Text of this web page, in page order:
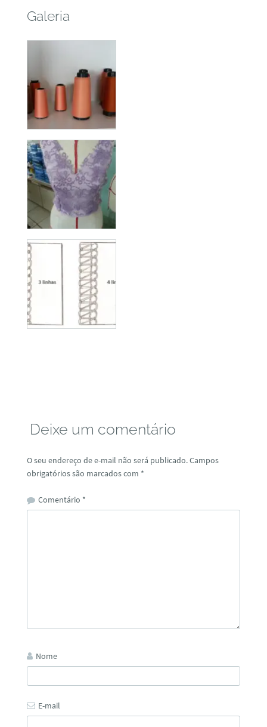
Galeria
Deixe um comentário
O seu endereço de e-mail não será publicado.Campos
obrigatórios são marcados com *
Comentário *
Nome
E-mail